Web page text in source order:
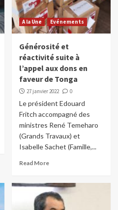
A la Une Evénements
Générosité et
réactivité suite à
l’appel aux dons en
faveur de Tonga
27 janvier 2022 0
Le président Edouard
Fritch accompagné des
ministres René Temeharo
(Grands Travaux) et
Isabelle Sachet (Famille,...
Read More